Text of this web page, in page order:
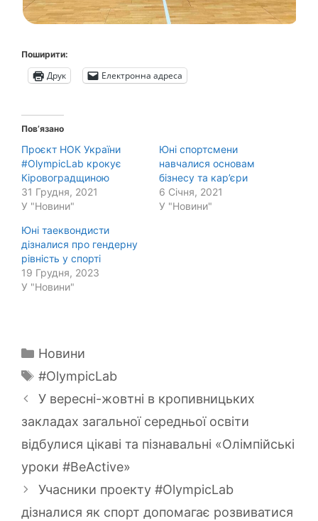
Поширити:
Друк Електронна адреса
Пов’язано
Проєкт НОК України
#OlympicLab крокує
Кіровоградщиною
31 Грудня, 2021
У "Новини"
Юні спортсмени
навчалися основам
бізнесу та кар’єри
6 Січня, 2021
У "Новини"
Юні таеквондисти
дізналися про гендерну
рівність у спорті
19 Грудня, 2023
У "Новини"
Категорії
Новини
Позначки
#OlympicLab
У вересні-жовтні в кропивницьких
закладах загальної середньої освіти
відбулися цікаві та пізнавальні «Олімпійські
уроки #BeActive»
Учасники проекту #OlympicLab
дізналися як спорт допомагає розвиватися